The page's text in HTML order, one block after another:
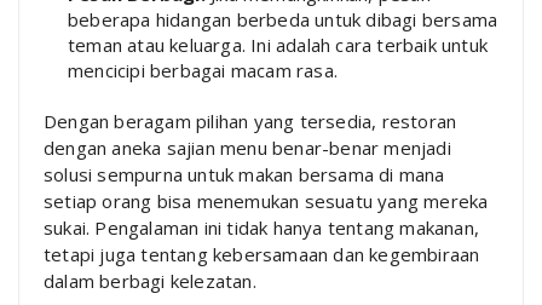
beberapa hidangan berbeda untuk dibagi bersama
teman atau keluarga. Ini adalah cara terbaik untuk
mencicipi berbagai macam rasa.
Dengan beragam pilihan yang tersedia, restoran
dengan aneka sajian menu benar-benar menjadi
solusi sempurna untuk makan bersama di mana
setiap orang bisa menemukan sesuatu yang mereka
sukai. Pengalaman ini tidak hanya tentang makanan,
tetapi juga tentang kebersamaan dan kegembiraan
dalam berbagi kelezatan.